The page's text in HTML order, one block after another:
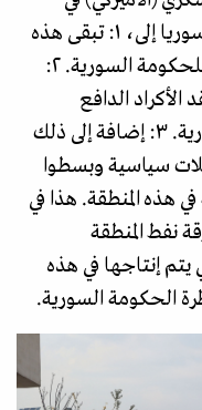
منطقة شرق الفرات ودعمهم لأكراد سوريا إلى، ١: تبقى هذه
المنطقة خارجة عن السيطرة المباشرة للحكومة السورية. ٢:
الدافع
للوصول إلى اتفاق مع الحكومة السورية. ٣: إضافة إلى ذلك
سياسية وبسطوا
هذه المنطقة. هذا في
نفط المنطقة
إنتاجها في هذه
الحكومة السورية.